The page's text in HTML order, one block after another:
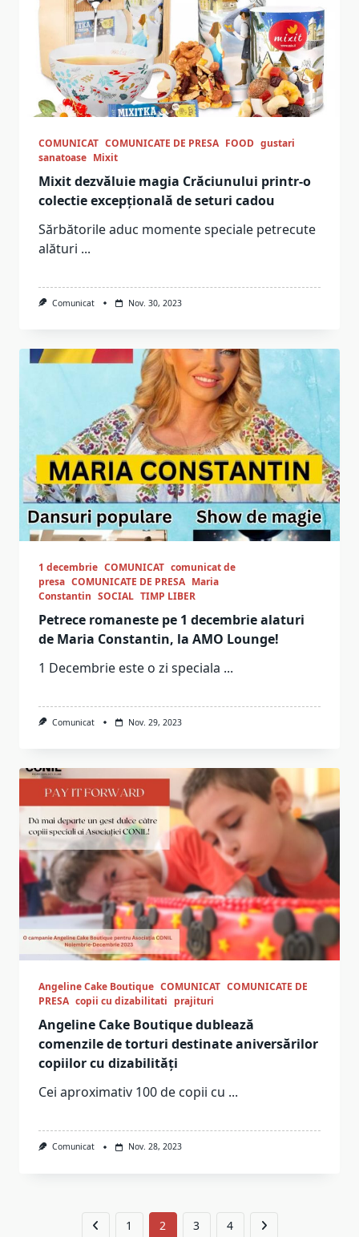
COMUNICAT COMUNICATE DE PRESA FOOD gustari
sanatoase Mixit
Mixit dezvăluie magia Crăciunului printr-o
colectie excepțională de seturi cadou
Sărbătorile aduc momente speciale petrecute
alături ...
Comunicat Nov. 30, 2023
1 decembrie COMUNICAT comunicat de
presa COMUNICATE DE PRESA Maria
Constantin SOCIAL TIMP LIBER
Petrece romaneste pe 1 decembrie alaturi
de Maria Constantin, la AMO Lounge!
1 Decembrie este o zi speciala ...
Comunicat Nov. 29, 2023
Angeline Cake Boutique COMUNICAT COMUNICATE DE
PRESA copii cu dizabilitati prajituri
Angeline Cake Boutique dublează
comenzile de torturi destinate aniversărilor
copiilor cu dizabilități
Cei aproximativ 100 de copii cu ...
Comunicat Nov. 28, 2023
1 2 3 4